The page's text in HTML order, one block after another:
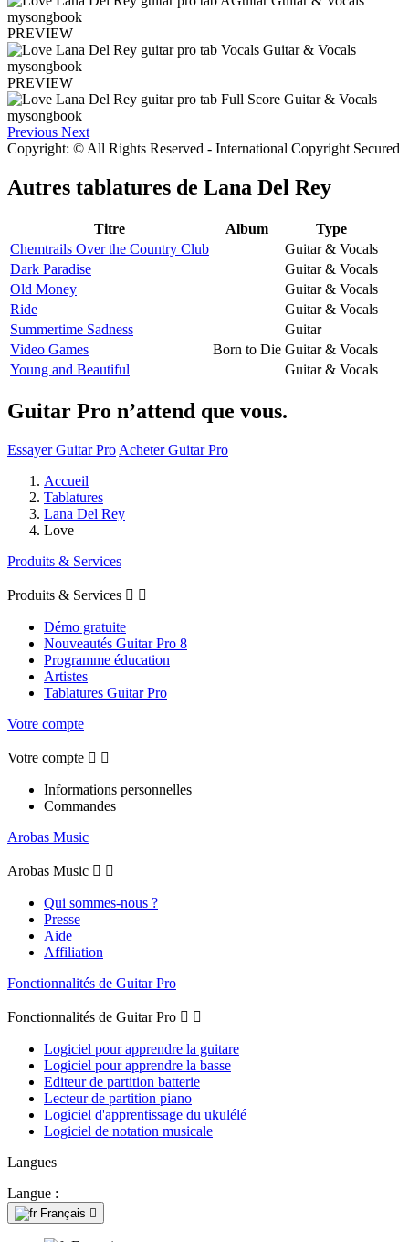
PREVIEW
PREVIEW
Previous Next
Copyright: © All Rights Reserved - International Copyright Secured
Autres tablatures de Lana Del Rey
Titre Album
Type
Chemtrails Over the Country Club
Guitar & Vocals
Dark Paradise
Guitar & Vocals
Old Money
Guitar & Vocals
Ride
Guitar & Vocals
Summertime Sadness
Guitar
Video Games
Born to Die Guitar & Vocals
Young and Beautiful
Guitar & Vocals
Guitar Pro n’attend que vous.
Essayer Guitar Pro Acheter Guitar Pro
Accueil
Tablatures
Lana Del Rey
Love
Produits & Services
Produits & Services  
Démo gratuite
Nouveautés Guitar Pro 8
Programme éducation
Artistes
Tablatures Guitar Pro
Votre compte
Votre compte  
Informations personnelles
Commandes
Arobas Music
Arobas Music  
Qui sommes-nous ?
Presse
Aide
Affiliation
Fonctionnalités de Guitar Pro
Fonctionnalités de Guitar Pro  
Logiciel pour apprendre la guitare
Logiciel pour apprendre la basse
Editeur de partition batterie
Lecteur de partition piano
Logiciel d'apprentissage du ukulélé
Logiciel de notation musicale
Langues
Langue :
Français 